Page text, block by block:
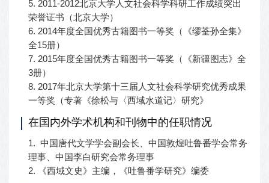
5. 2011-2012北京大学人文社会科学科研工作成绩突出
荣誉证书（北京大学）
6. 2014年度全国优秀古籍图书一等奖（《缪荃孙全集》
全15册）
7. 2015年度全国优秀古籍图书一等奖（《新疆图志》全
3册）
8. 2017年北京大学第十三届人文社会科学研究优秀成果
一等奖（专著《徐松与〈西域水道记〉研究》
在国内外学术机构和刊物中的任职情况
1. 中国唐代文学学会副会长、中国敦煌吐鲁番学会常务
理事、 中国李白研究会常务理事
2.
《西域文史》主编，《吐鲁番学研究》编委